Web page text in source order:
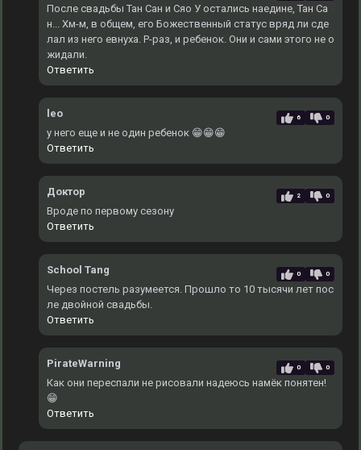
После свадьбы Тан Сан и Сяо У остались наедине, Тан Са
н... Хм-м, в общем, его Божественный статус вряд ли сде
лал из него евнуха. Р-раз, и ребенок. Они и сами этого не о
жидали.
Ответить
leo 6 0
у него еще и не один ребенок 😁😁😁
Ответить
Доктор 2 0
Вроде по первому сезону
Ответить
School Tang 0 0
Через постель разумеется. Прошло то 10 тысячи лет пос
ле двойной свадьбы.
Ответить
PirateWarning 0 0
Как они переспали не рисовали надеюсь намёк понятен!
😁
Ответить